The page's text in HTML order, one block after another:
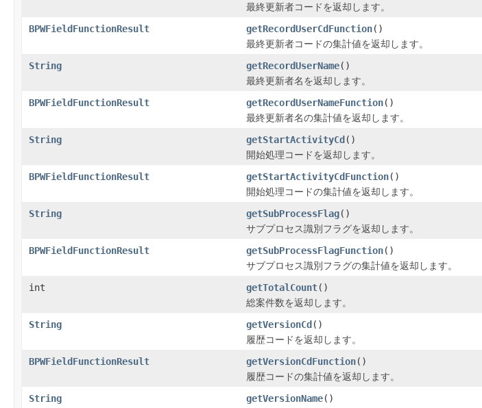
最終更新者コードを返却します。
BPWFieldFunctionResult
getRecordUserCdFunction()
最終更新者コードの集計値を返却します。
String
getRecordUserName()
最終更新者名を返却します。
BPWFieldFunctionResult
getRecordUserNameFunction()
最終更新者名の集計値を返却します。
String
getStartActivityCd()
開始処理コードを返却します。
BPWFieldFunctionResult
getStartActivityCdFunction()
開始処理コードの集計値を返却します。
String
getSubProcessFlag()
サブプロセス識別フラグを返却します。
BPWFieldFunctionResult
getSubProcessFlagFunction()
サブプロセス識別フラグの集計値を返却します。
int
getTotalCount()
総案件数を返却します。
String
getVersionCd()
履歴コードを返却します。
BPWFieldFunctionResult
getVersionCdFunction()
履歴コードの集計値を返却します。
String
getVersionName()